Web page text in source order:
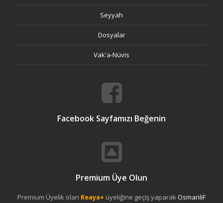
Seyyah
Dosyalar
Vak'a-Nüvis
Facebook Sayfamızı Beğenin
Premium Üye Olun
Premium Üyelik olan Reaya+ üyeliğine geçiş yaparak OsmanliF